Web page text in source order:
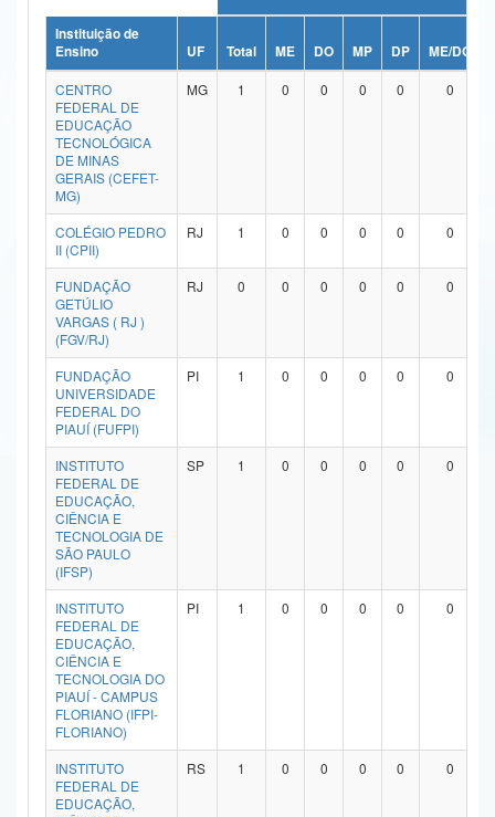
Ministério da Ciência, Tecnologia, Inovações e Comunicações
Ministério do Meio Ambiente
Ministério do Turismo
Ministério do Desenvolvimento Regional
Controladoria-Geral da União
Ministério da Mulher, da Família e dos Direitos Humanos
Secretaria-Geral
Secretaria de Governo
Gabinete de Segurança Institucional
Advocacia-Geral da União
Banco Central do Brasil
Instituição de
Ensino
UF Total ME DO MP DP ME/DO
CENTRO
FEDERAL DE
EDUCAÇÃO
TECNOLÓGICA
DE MINAS
GERAIS (CEFET-
MG)
MG 1 0 0 0 0 0
COLÉGIO PEDRO
II (CPII)
RJ 1 0 0 0 0 0
FUNDAÇÃO
GETÚLIO
VARGAS ( RJ )
(FGV/RJ)
RJ 0 0 0 0 0 0
FUNDAÇÃO
UNIVERSIDADE
FEDERAL DO
PIAUÍ (FUFPI)
PI 1 0 0 0 0 0
INSTITUTO
FEDERAL DE
EDUCAÇÃO,
CIÊNCIA E
TECNOLOGIA DE
SÃO PAULO
(IFSP)
SP 1 0 0 0 0 0
INSTITUTO
FEDERAL DE
EDUCAÇÃO,
CIÊNCIA E
TECNOLOGIA DO
PIAUÍ - CAMPUS
FLORIANO (IFPI-
FLORIANO)
PI 1 0 0 0 0 0
INSTITUTO
FEDERAL DE
EDUCAÇÃO,
RS 1 0 0 0 0 0